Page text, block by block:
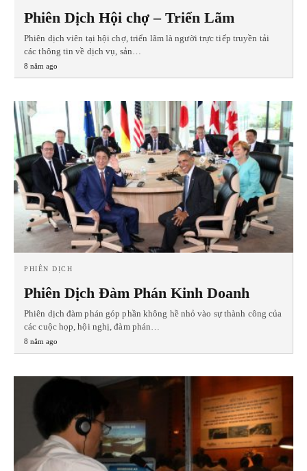
Phiên Dịch Hội chợ – Triển Lãm
Phiên dịch viên tại hội chợ, triển lãm là người trực tiếp truyền tải
các thông tin về dịch vụ, sản…
8 năm ago
PHIÊN DỊCH
Phiên Dịch Đàm Phán Kinh Doanh
Phiên dịch đàm phán góp phần không hề nhỏ vào sự thành công của
các cuộc họp, hội nghị, đàm phán…
8 năm ago